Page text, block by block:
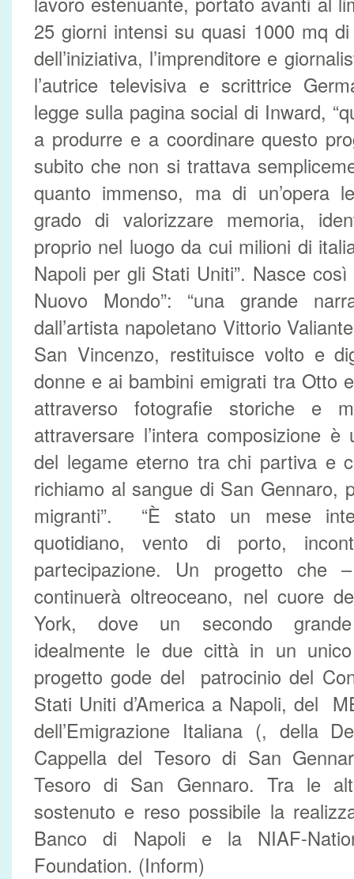
25 giorni intensi su quasi 1000 mq
dell’iniziativa, l’imprenditore e
l’autrice televisiva e scrittrice
legge sulla pagina social di Inward,
a produrre e a coordinare questo
subito che non si trattava
quanto immenso, ma di un’opera
grado di valorizzare memoria,
proprio nel luogo da cui milioni di
Napoli per gli Stati Uniti”. Nasce
Nuovo Mondo”: “una grande
dall’artista napoletano Vittorio
San Vincenzo, restituisce volto e
donne e ai bambini emigrati tra Otto
attraverso fotografie storiche e
attraversare l’intera composizione
del legame eterno tra chi partiva e
richiamo al sangue di San Gennaro,
migranti”. “È stato un mese
quotidiano, vento di porto,
partecipazione. Un progetto che
continuerà oltreoceano, nel cuore
York, dove un secondo
idealmente le due città in un
progetto gode del patrocinio del
Stati Uniti d’America a Napoli, del
dell’Emigrazione Italiana (, della
Cappella del Tesoro di San
Tesoro di San Gennaro. Tra le
sostenuto e reso possibile la
Banco di Napoli e la NIAF-
Foundation. (Inform)